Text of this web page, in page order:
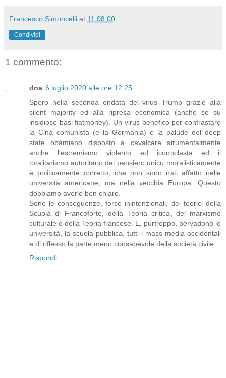
Francesco Simoncelli at 11:08:00
Condividi
1 commento:
dna 6 luglio 2020 alle ore 12:25
Spero nella seconda ondata del virus Trump grazie alla
silent majority ed alla ripresa economica (anche se su
insidiose basi fiatmoney). Un virus benefico per contrastare
la Cina comunista (e la Germania) e la palude del deep
state obamiano disposto a cavalcare strumentalmente
anche l'estremismo violento ed iconoclasta ed il
totalitarismo autoritario del pensiero unico moralisticamente
e politicamente corretto, che non sono nati affatto nelle
università americane, ma nella vecchia Europa. Questo
dobbiamo averlo ben chiaro.
Sono le conseguenze, forse inintenzionali, dei teorici della
Scuola di Francoforte, della Teoria critica, del marxismo
culturale e della Teoria francese. E, purtroppo, pervadono le
università, la scuola pubblica, tutti i mass media occidentali
e di riflesso la parte meno consapevole della società civile.
Rispondi